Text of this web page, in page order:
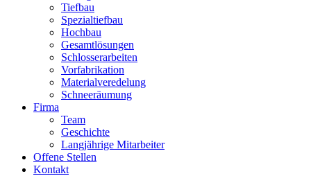
Tiefbau
Spezialtiefbau
Hochbau
Gesamtlösungen
Schlosserarbeiten
Vorfabrikation
Materialveredelung
Schneeräumung
Firma
Team
Geschichte
Langjährige Mitarbeiter
Offene Stellen
Kontakt